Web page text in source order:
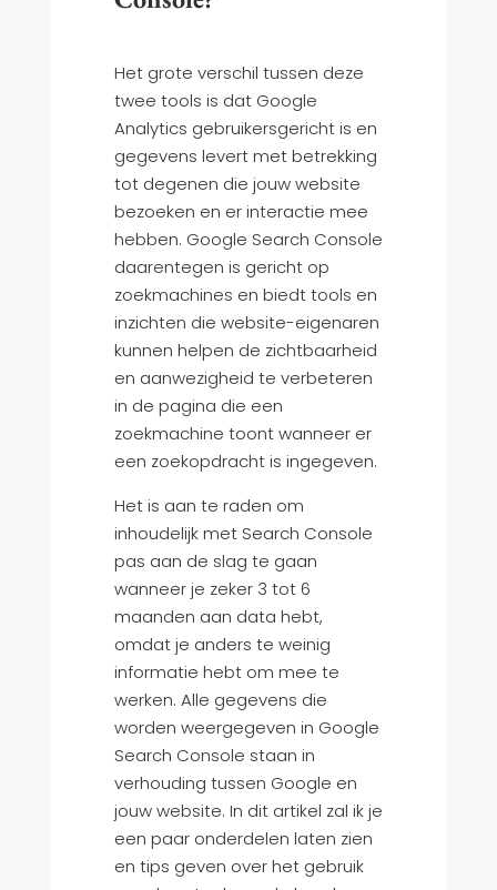
Het grote verschil tussen deze
twee tools is dat Google
Analytics gebruikersgericht is en
gegevens levert met betrekking
tot degenen die jouw website
bezoeken en er interactie mee
hebben. Google Search Console
daarentegen is gericht op
zoekmachines en biedt tools en
inzichten die website-eigenaren
kunnen helpen de zichtbaarheid
en aanwezigheid te verbeteren
in de pagina die een
zoekmachine toont wanneer er
een zoekopdracht is ingegeven.
Het is aan te raden om
inhoudelijk met Search Console
pas aan de slag te gaan
wanneer je zeker 3 tot 6
maanden aan data hebt,
omdat je anders te weinig
informatie hebt om mee te
werken. Alle gegevens die
worden weergegeven in Google
Search Console staan in
verhouding tussen Google en
jouw website. In dit artikel zal ik je
een paar onderdelen laten zien
en tips geven over het gebruik